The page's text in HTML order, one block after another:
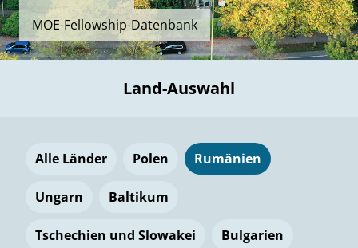
MOE-Fellowship-Datenbank
Land-Auswahl
Alle Länder Polen Rumänien
Ungarn Baltikum
Tschechien und Slowakei Bulgarien